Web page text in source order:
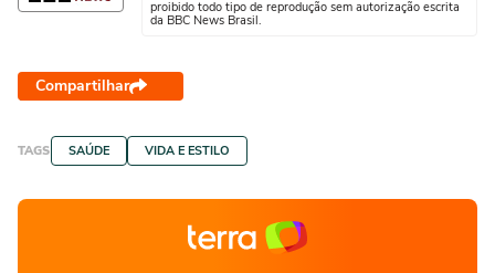
proibido todo tipo de reprodução sem autorização escrita
da BBC News Brasil.
Compartilhar
TAGS SAÚDE VIDA E ESTILO